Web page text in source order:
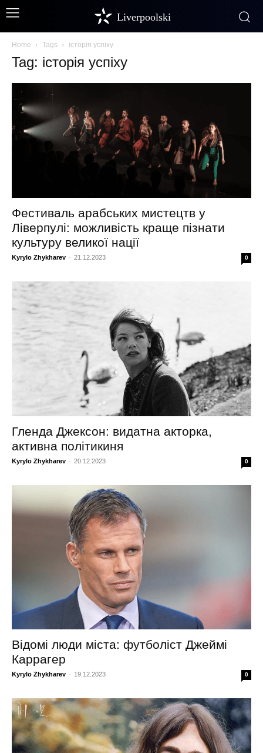
Liverpoolski
Home Tags історія успіху
Tag: історія успіху
Фестиваль арабських мистецтв у
Ліверпулі: можливість краще пізнати
культуру великої нації
Kyrylo Zhykharev - 21.12.2023 0
Гленда Джексон: видатна акторка,
активна політикиня
Kyrylo Zhykharev - 20.12.2023 0
Відомі люди міста: футболіст Джеймі
Каррагер
Kyrylo Zhykharev - 19.12.2023 0